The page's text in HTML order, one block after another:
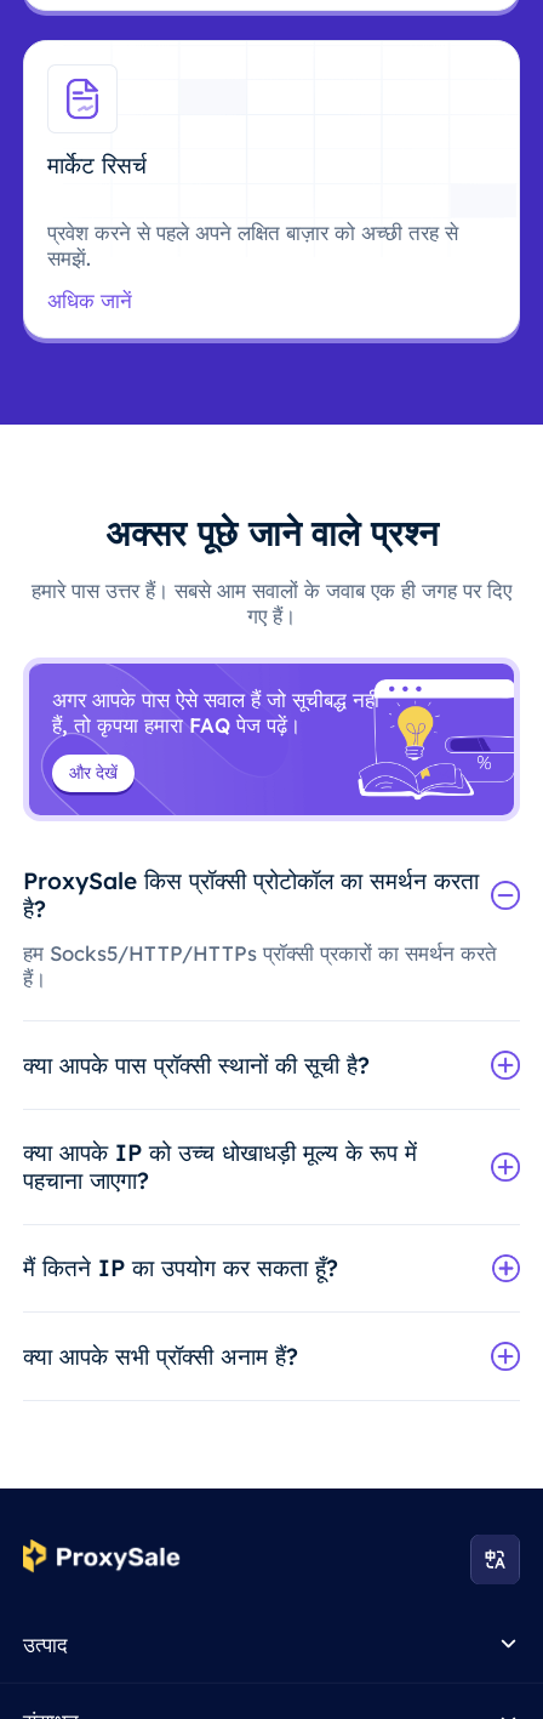
मार्केट रिसर्च
प्रवेश करने से पहले अपने लक्षित बाज़ार को अच्छी तरह से
समझें.
अधिक जानें
अक्सर पूछे जाने वाले प्रश्न
हमारे पास उत्तर हैं। सबसे आम सवालों के जवाब एक ही जगह पर दिए
गए हैं।
अगर आपके पास ऐसे सवाल हैं जो सूचीबद्ध नहीं
हैं, तो कृपया हमारा FAQ पेज पढ़ें।
और देखें
ProxySale किस प्रॉक्सी प्रोटोकॉल का समर्थन करता
है?
हम Socks5/HTTP/HTTPs प्रॉक्सी प्रकारों का समर्थन करते
हैं।
क्या आपके पास प्रॉक्सी स्थानों की सूची है?
क्या आपके IP को उच्च धोखाधड़ी मूल्य के रूप में
पहचाना जाएगा?
मैं कितने IP का उपयोग कर सकता हूँ?
क्या आपके सभी प्रॉक्सी अनाम हैं?
उत्पाद